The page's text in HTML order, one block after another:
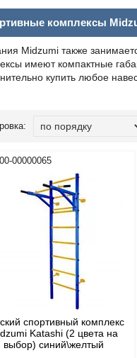
комплексы
Midzumi также
имеют компактные
купить любое
00-00000065
спортивный комплекс
Katashi (2 цвета на
выбор) синий\желтый